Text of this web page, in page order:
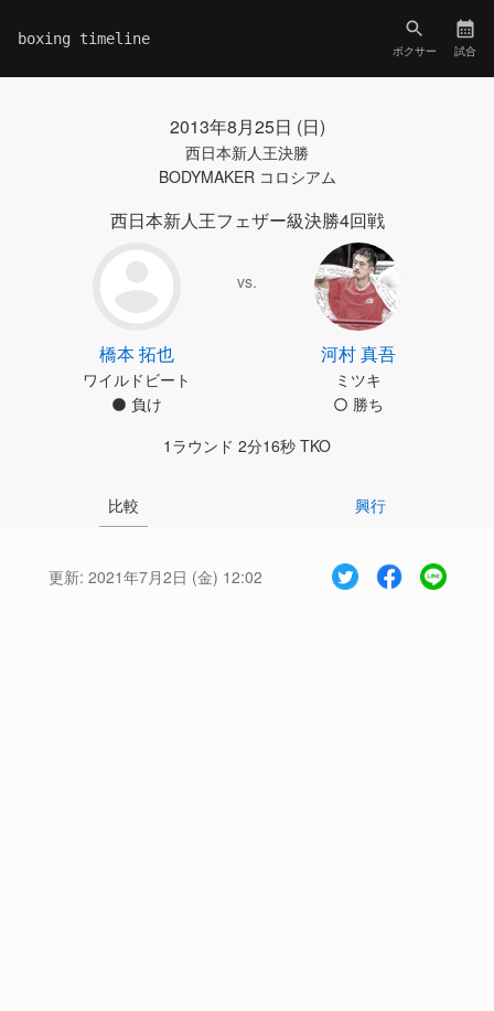
boxing timeline
ボクサー 試合
2013年8月25日 (日)
西日本新人王決勝
BODYMAKER コロシアム
西日本新人王フェザー級決勝4回戦
橋本 拓也
ワイルドビート
負け
vs.
河村 真吾
ミツキ
勝ち
1ラウンド 2分16秒 TKO
比較 興行
更新: 2021年7月2日 (金) 12:02